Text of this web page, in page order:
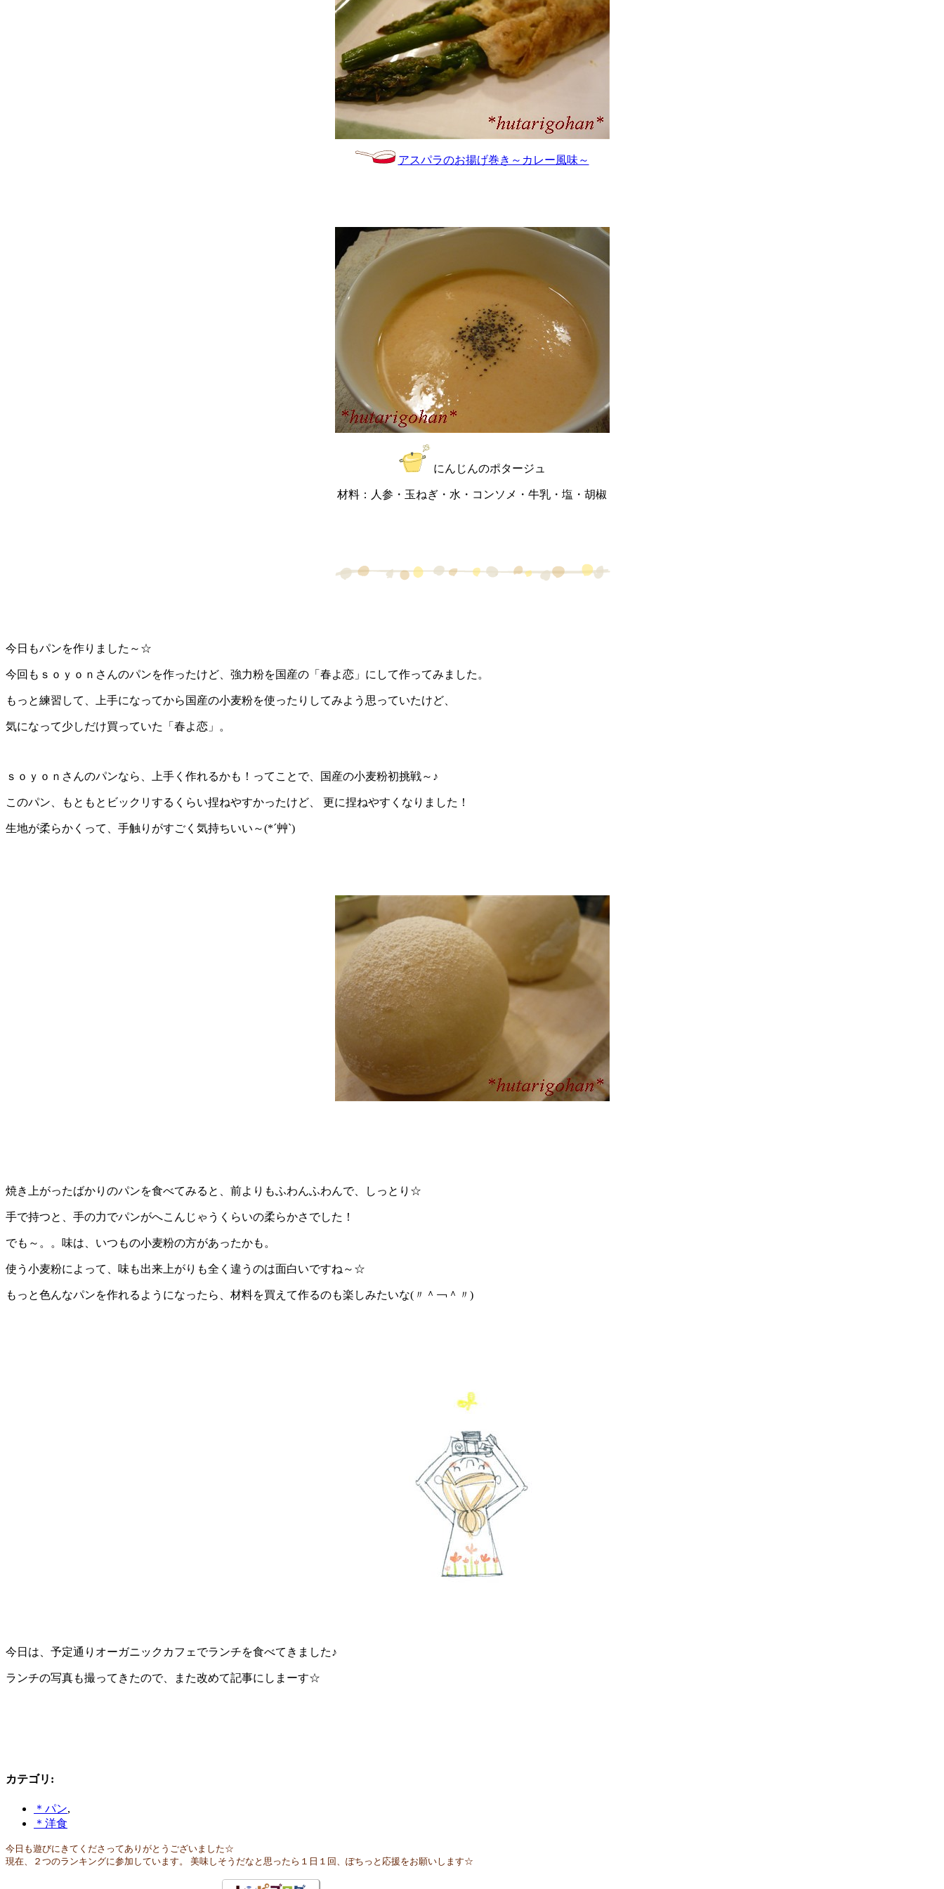
アスパラのお揚げ巻き～カレー風味～
にんじんのポタージュ
材料：人参・玉ねぎ・水・コンソメ・牛乳・塩・胡椒
今日もパンを作りました～☆
今回もｓｏｙｏｎさんのパンを作ったけど、強力粉を国産の「春よ恋」にして作ってみました。
もっと練習して、上手になってから国産の小麦粉を使ったりしてみよう思っていたけど、
気になって少しだけ買っていた「春よ恋」。
ｓｏｙｏｎさんのパンなら、上手く作れるかも！ってことで、国産の小麦粉初挑戦～♪
このパン、もともとビックリするくらい捏ねやすかったけど、 更に捏ねやすくなりました！
生地が柔らかくって、手触りがすごく気持ちいい～(*´艸`)
焼き上がったばかりのパンを食べてみると、前よりもふわんふわんで、しっとり☆
手で持つと、手の力でパンがへこんじゃうくらいの柔らかさでした！
でも～。。味は、いつもの小麦粉の方があったかも。
使う小麦粉によって、味も出来上がりも全く違うのは面白いですね～☆
もっと色んなパンを作れるようになったら、材料を買えて作るのも楽しみたいな(〃＾￢＾〃)
今日は、予定通りオーガニックカフェでランチを食べてきました♪
ランチの写真も撮ってきたので、また改めて記事にしまーす☆
カテゴリ :
＊パン,
＊洋食
今日も遊びにきてくださってありがとうございました☆
現在、２つのランキングに参加しています。 美味しそうだなと思ったら１日１回、ぽちっと応援をお願いします☆